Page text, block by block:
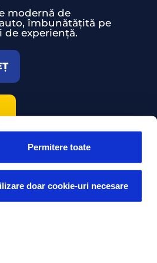
Permitere toate
doar cookie-uri necesare
modernă de
îmbunătățită pe
de experiență.